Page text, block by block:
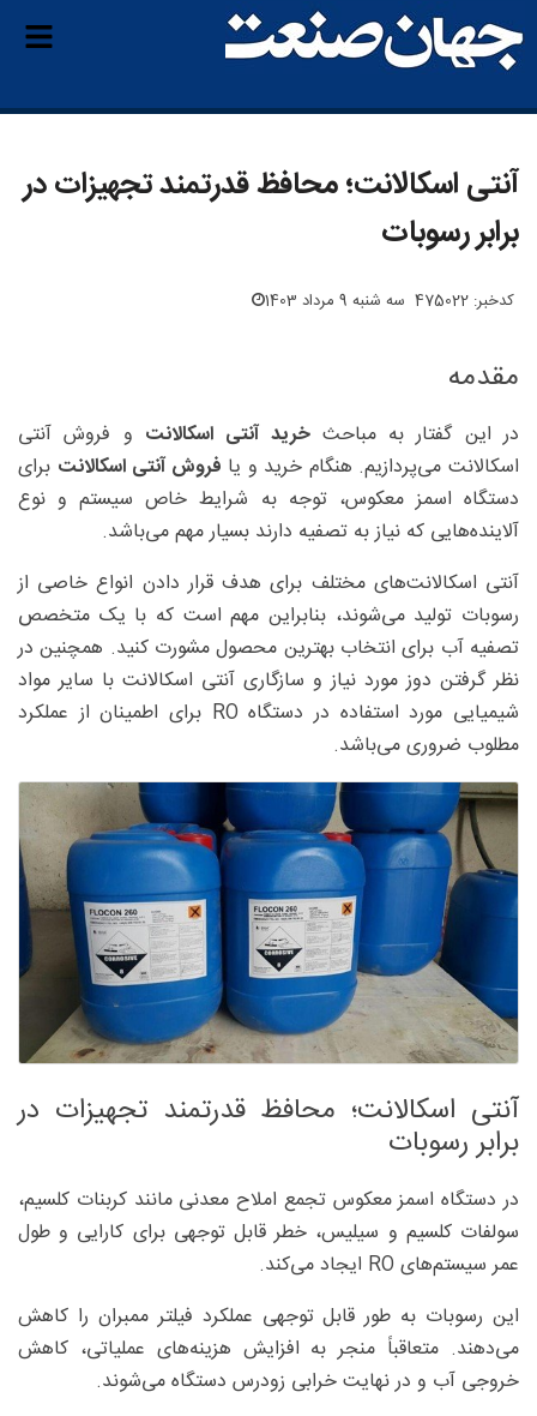
آنتی اسکالانت؛ محافظ قدرتمند تجهیزات در
برابر رسوبات
کدخبر: 475022 سه شنبه 9 مرداد 1403
مقدمه
در این گفتار به مباحثخرید آنتی اسکالانت و فروش آنتی
اسکالانت می‌پردازیم. هنگام خرید و یا فروش آنتی اسکالانت برای
دستگاه اسمز معکوس، توجه به شرایط خاص سیستم و نوع
آلاینده‌هایی که نیاز به تصفیه دارند بسیار مهم می‌باشد.
آنتی اسکالانت‌های مختلف برای هدف قرار دادن انواع خاصی از
رسوبات تولید می‌شوند، بنابراین مهم است که با یک متخصص
تصفیه آب برای انتخاب بهترین محصول مشورت کنید. همچنین در
نظر گرفتن دوز مورد نیاز و سازگاری آنتی اسکالانت با سایر مواد
شیمیایی مورد استفاده در دستگاه RO برای اطمینان از عملکرد
مطلوب ضروری می‌باشد.
آنتی اسکالانت؛ محافظ قدرتمند تجهیزات در
برابر رسوبات
در دستگاه اسمز معکوس تجمع املاح معدنی مانند کربنات کلسیم،
سولفات کلسیم و سیلیس، خطر قابل توجهی برای کارایی و طول
عمر سیستم‌های RO ایجاد می‌کند.
این رسوبات به طور قابل توجهی عملکرد فیلتر ممبران را کاهش
می‌دهند. متعاقباً منجر به افزایش هزینه‌های عملیاتی، کاهش
خروجی آب و در نهایت خرابی زودرس دستگاه می‌شوند.